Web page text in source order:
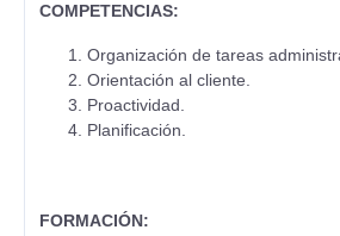
COMPETENCIAS:
Organización de tareas
Orientación al cliente.
Proactividad.
Planificación.
FORMACIÓN: